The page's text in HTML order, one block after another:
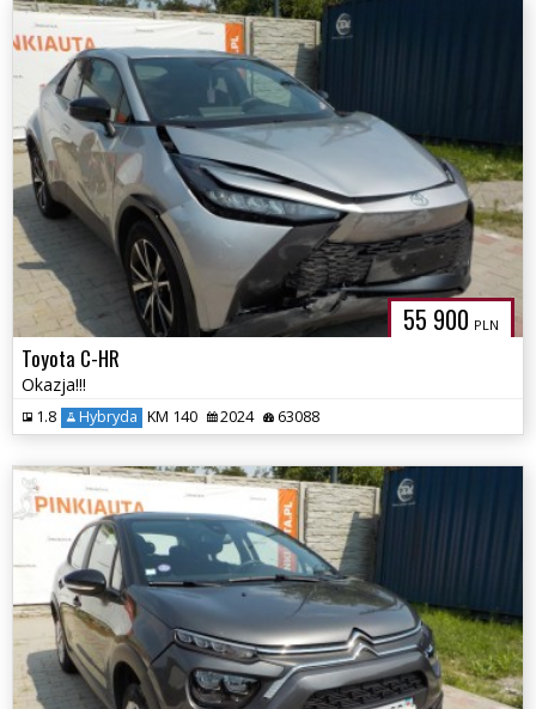
55 900 PLN
Toyota C-HR
Okazja!!!
1.8 Hybryda KM 140 2024 63088